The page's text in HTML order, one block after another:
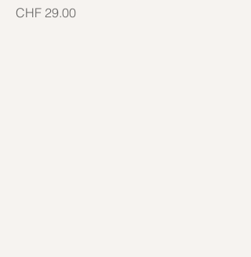
Price
CHF 29.00